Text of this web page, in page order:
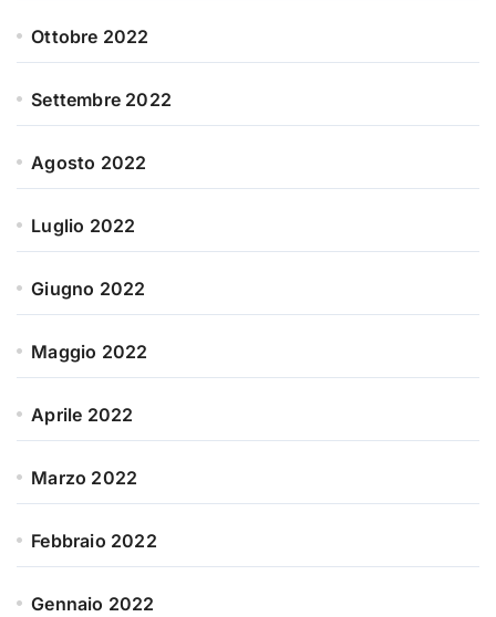
Ottobre 2022
Settembre 2022
Agosto 2022
Luglio 2022
Giugno 2022
Maggio 2022
Aprile 2022
Marzo 2022
Febbraio 2022
Gennaio 2022